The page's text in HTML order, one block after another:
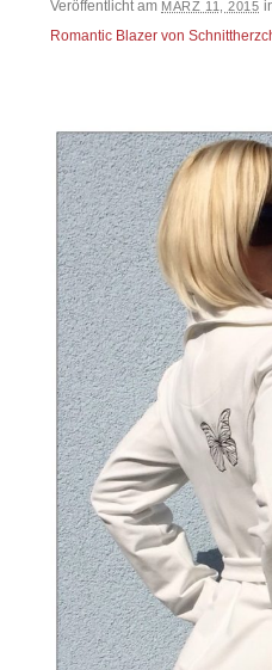
Veröffentlicht am MÄRZ 11, 2015
Romantic Blazer von